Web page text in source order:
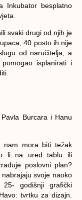
Inkubator besplatno
svaki drugi od njih je
40 posto ih nije
od naručitelja, a
isplanirati i
Pavla Burcarai Hanu
nam mora biti težak
li na ured tablu ili
poslovni plan?
svoje naoko
25- godišnji grafički
tvrtku za dizajn.